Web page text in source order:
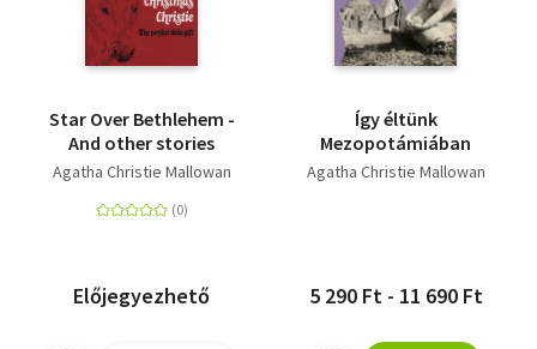
Star Over Bethlehem -
And other stories
Agatha Christie Mallowan
Előjegyezhető
Így éltünk
Mezopotámiában
Agatha Christie Mallowan
5 290 Ft - 11 690 Ft